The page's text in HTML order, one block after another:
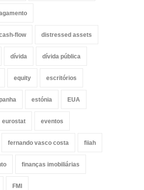
flow distressed assets
dívida dívida pública
equity escritórios
estónia EUA
eurostat eventos
fernando vasco costa fiiah
finanças imobiliárias
FMI